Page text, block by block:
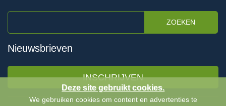
ZOEKEN
Nieuwsbrieven
INSCHRIJVEN
Deze site gebruikt cookies.
We gebruiken cookies om content en advertenties te